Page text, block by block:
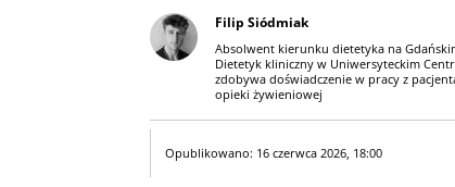
Filip Siódmiak
Absolwent kierunku dietetyka na
Dietetyk kliniczny w Uniwersyteckim
zdobywa doświadczenie w pracy z
opieki żywieniowej
Opublikowano: 16 czerwca 2026, 18:00